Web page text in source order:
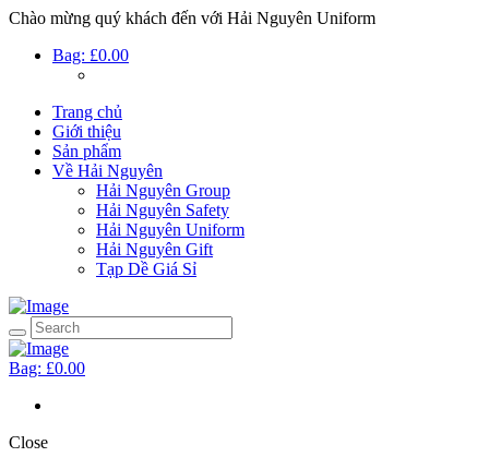
Chào mừng quý khách đến với Hải Nguyên Uniform
Bag: £0.00
Trang chủ
Giới thiệu
Sản phẩm
Về Hải Nguyên
Hải Nguyên Group
Hải Nguyên Safety
Hải Nguyên Uniform
Hải Nguyên Gift
Tạp Dề Giá Sỉ
Bag: £0.00
Close